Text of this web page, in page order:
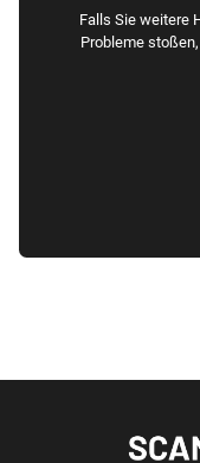
Falls Sie weitere
Probleme